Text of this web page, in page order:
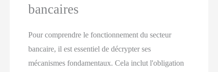
bancaires
Pour comprendre le fonctionnement du secteur
bancaire, il est essentiel de décrypter ses
mécanismes fondamentaux. Cela inclut l'obligation